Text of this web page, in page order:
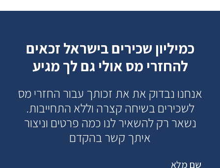
כמיליון שכירים בישראל זכאים
להחזרי מס אולי גם לך מגיע
אנחנו נבדוק את את זכותך עבור החזרי מס
לשכירים בשיחה קצרה וללא התחייבות.
נשאר רק להשאיר לנו כמה פרטים וניצור
איתך קשר בהקדם
שם מלא